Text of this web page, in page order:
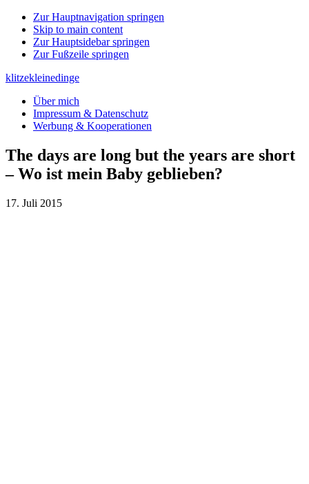
Zur Hauptnavigation springen
Skip to main content
Zur Hauptsidebar springen
Zur Fußzeile springen
klitzekleinedinge
Über mich
Impressum & Datenschutz
Werbung & Kooperationen
The days are long but the years are short
– Wo ist mein Baby geblieben?
17. Juli 2015